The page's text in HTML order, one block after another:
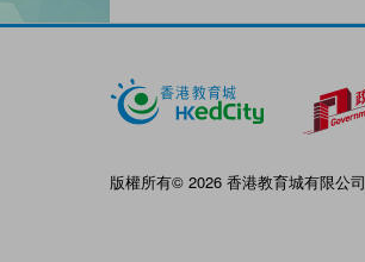
版權所有© 2026 香港教育城有限公司